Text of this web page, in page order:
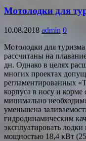
Мотолодки для
10.08.2018 admin 0
Мотолодки для
рассчитаны на
дн. Однако в целях
многих проектах
регламентированных
корпуса в носу и
минимально
уменьшена
гидродинамическим
эксплуатировать
мощностью 18,4 кВт